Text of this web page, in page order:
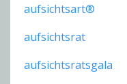
aufsichtsart®
aufsichtsrat
aufsichtsratsgala